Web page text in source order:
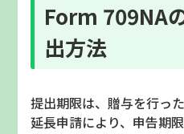
Form 709NA
出方法
提出期限は、贈与を行っ
延長申請により、申告期